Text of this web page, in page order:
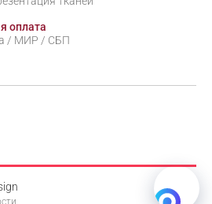
оплата
/ МИР / СБП